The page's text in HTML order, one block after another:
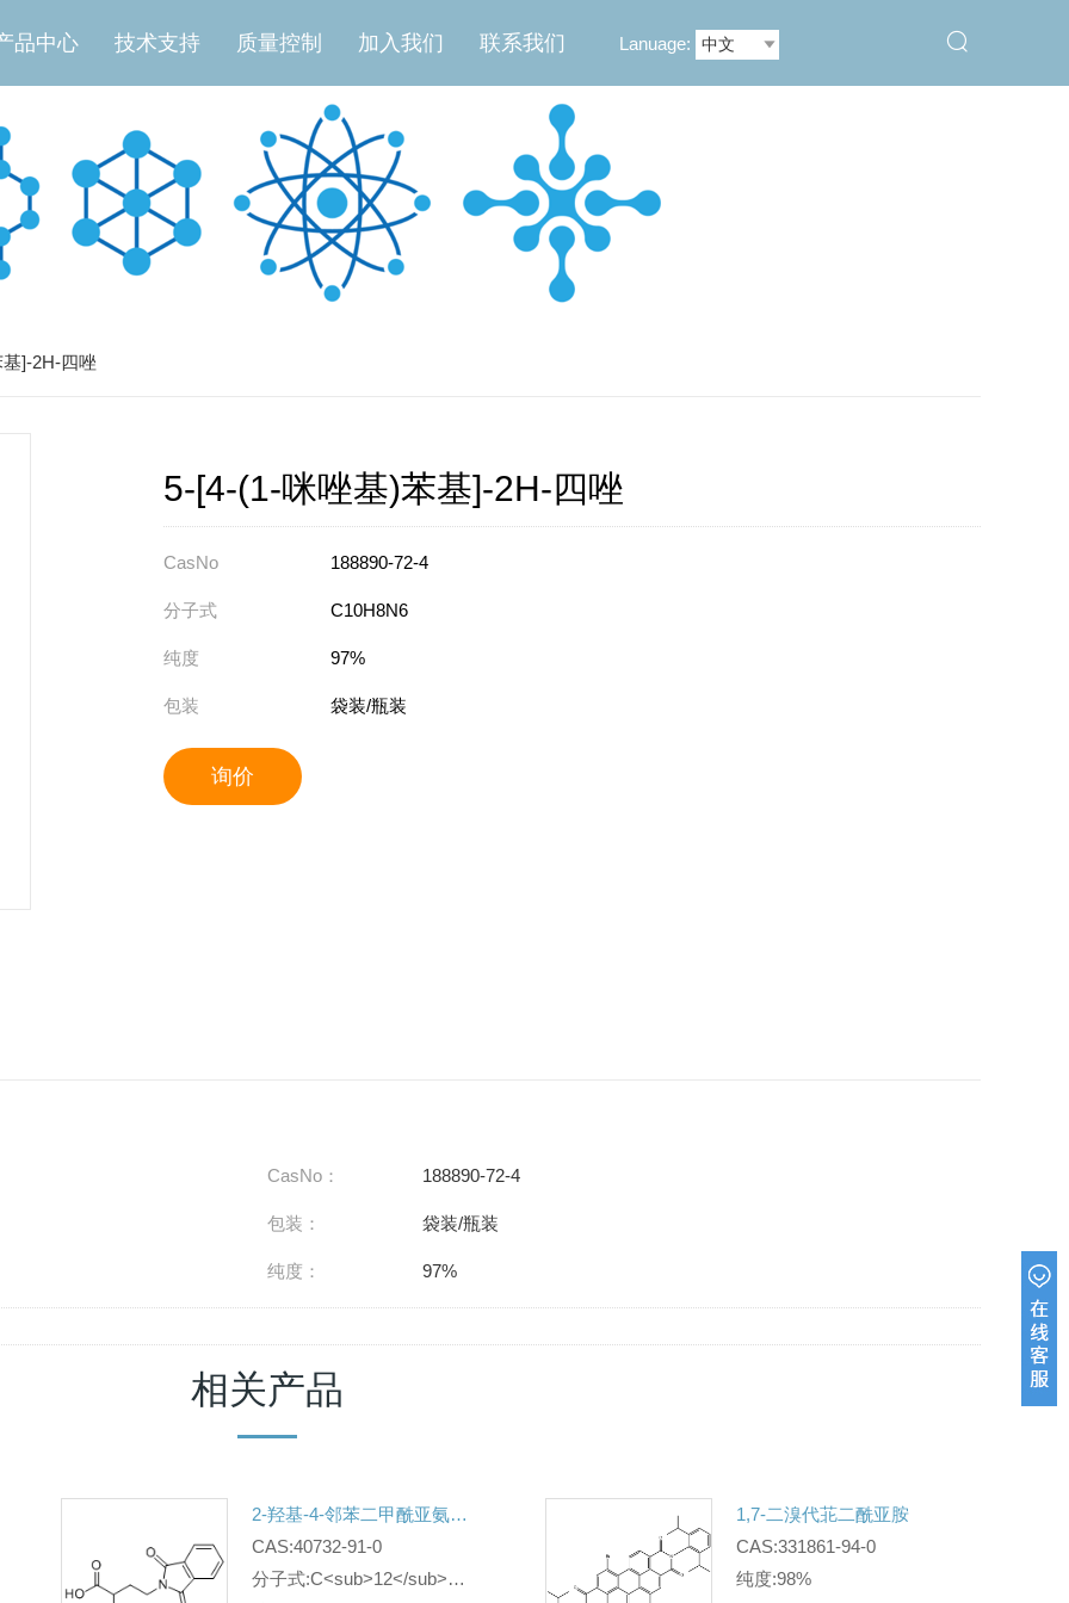
品中心 技术支持 质量控制 加入我们 联系我们 Lanuage:  
]-2H-四唑
5-[4-(1-咪唑基)苯基]-2H-四唑
CasNo 188890-72-4
分子式 C10H8N6
纯度 97%
包装 袋装/瓶装
询价
CasNo： 188890-72-4
包装： 袋装/瓶装
纯度： 97%
相关产品
2-羟基-4-邻苯二甲酰亚氨基丁酸
CAS:40732-91-0
分子式:C<sub>12</sub>H<sub>11</sub>NO<sub>5</sub>
1,7-二溴代苝二酰亚胺
CAS:331861-94-0
纯度:98%